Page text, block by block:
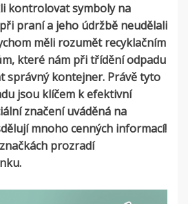
kontrolovat symboly na
praní a jeho údržbě neudělali
měli rozumět recyklačním
které nám při třídění odpadu
správný kontejner. Právě tyto
jsou klíčem k efektivní
značení uváděná na
mnoho cenných informací!
prozradí